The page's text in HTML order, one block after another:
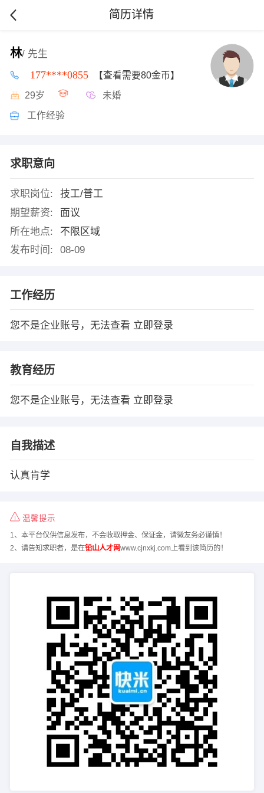
简历详情
林/ 先生
177****0855 【查看需要80金币】
29岁 未婚
工作经验
求职意向
求职岗位:
技工/普工
期望薪资:
面议
所在地点:
不限区域
发布时间:
08-09
工作经历
您不是企业账号，无法查看 立即登录
教育经历
您不是企业账号，无法查看 立即登录
自我描述
认真肯学
温馨提示
1、本平台仅供信息发布，不会收取押金、保证金，请微友务必谨慎！
2、请告知求职者，是在铅山人才网www.cjnxkj.com上看到该简历的！